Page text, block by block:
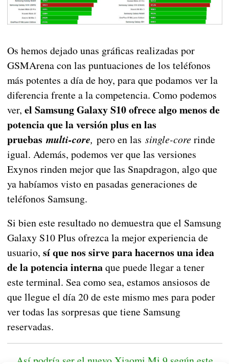
Os hemos dejado unas gráficas realizadas por
GSMArena con las puntuaciones de los teléfonos
más potentes a día de hoy, para que podamos ver la
diferencia frente a la competencia. Como podemos
ver, el Samsung Galaxy S10 ofrece algo menos de
potencia que la versión plus en las
pruebasmulti-core, pero en las single-core rinde
igual. Además, podemos ver que las versiones
Exynos rinden mejor que las Snapdragon, algo que
ya habíamos visto en pasadas generaciones de
teléfonos Samsung.
Si bien este resultado no demuestra que el Samsung
Galaxy S10 Plus ofrezca la mejor experiencia de
usuario, sí que nos sirve para hacernos una idea
de la potencia internaque puede llegar a tener
este terminal. Sea como sea, estamos ansiosos de
que llegue el día 20 de este mismo mes para poder
ver todas las sorpresas que tiene Samsung
reservadas.
Así podría ser el nuevo Xiaomi Mi 9 según este